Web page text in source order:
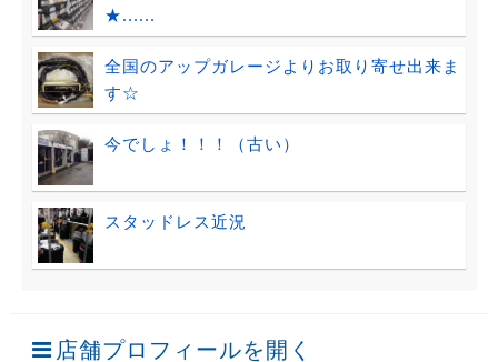
★......
全国のアップガレージよりお取り寄せ出来ま
す☆
今でしょ！！！（古い）
スタッドレス近況
店舗プロフィールを開く